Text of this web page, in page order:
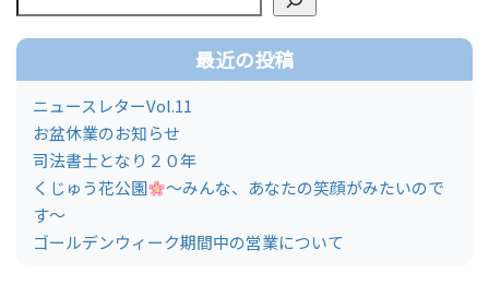
最近の投稿
ニュースレターVol.11
お盆休業のお知らせ
司法書士となり２０年
くじゅう花公園
～みんな、あなたの笑顔がみたいので
す～
ゴールデンウィーク期間中の営業について